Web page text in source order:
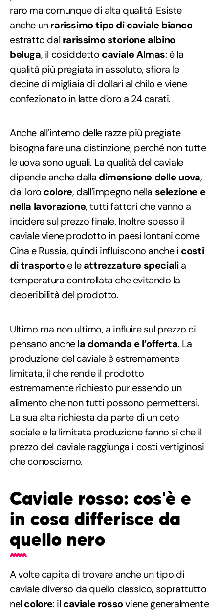
raro ma comunque di alta qualità. Esiste
anche unrarissimo tipo di caviale bianco
estratto dal rarissimo storione albino
beluga, il cosiddetto caviale Almas: è la
qualità più pregiata in assoluto, sfiora le
decine di migliaia di dollari al chilo e viene
confezionato in latte d'oro a 24 carati.
Anche all’interno delle razze più pregiate
bisogna fare una distinzione, perché non tutte
le uova sono uguali. La qualità del caviale
dipende anche dalla dimensione delle uova,
dal loro colore, dall’impegno nella selezione e
nella lavorazione, tutti fattori che vanno a
incidere sul prezzo finale. Inoltre spesso il
caviale viene prodotto in paesi lontani come
Cina e Russia, quindi influiscono anche i costi
di trasportoe leattrezzature specialia
temperatura controllata che evitando la
deperibilità del prodotto.
Ultimo ma non ultimo, a influire sul prezzo ci
pensano anchela domanda e l’offerta. La
produzione del caviale è estremamente
limitata, il che rende il prodotto
estremamente richiesto pur essendo un
alimento che non tutti possono permettersi.
La sua alta richiesta da parte di un ceto
sociale e la limitata produzione fanno sì che il
prezzo del caviale raggiunga i costi vertiginosi
che conosciamo.
Caviale rosso: cos'è e
in cosa differisce da
quello nero
A volte capita di trovare anche un tipo di
caviale diverso da quello classico, soprattutto
nel colore: il caviale rossoviene generalmente